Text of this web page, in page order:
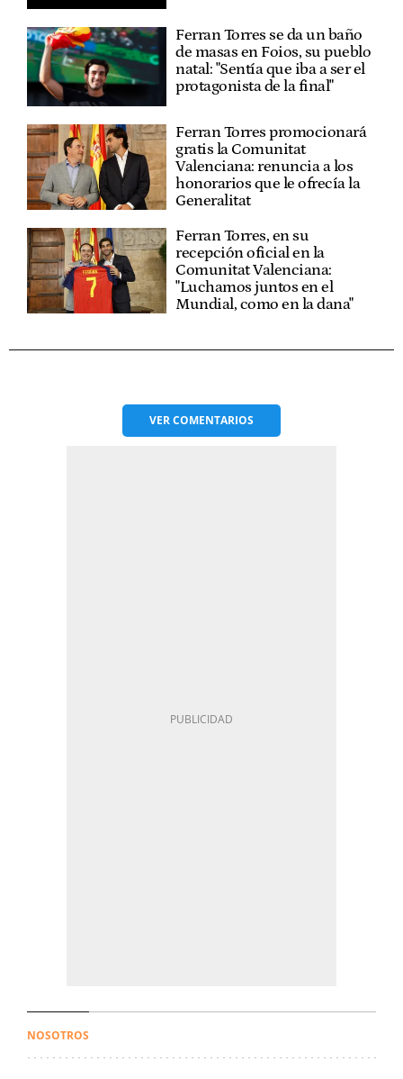
Ferran Torres se da un baño
de masas en Foios, su pueblo
natal: "Sentía que iba a ser el
protagonista de la final"
Ferran Torres promocionará
gratis la Comunitat
Valenciana: renuncia a los
honorarios que le ofrecía la
Generalitat
Ferran Torres, en su
recepción oficial en la
Comunitat Valenciana:
"Luchamos juntos en el
Mundial, como en la dana"
VERCOMENTARIOS
NOSOTROS